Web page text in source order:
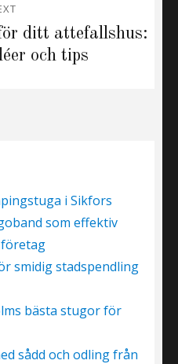
ditt attefallshus:
och tips
i Sikfors
som effektiv
smidig stadspendling
bästa stugor för
sådd och odling från